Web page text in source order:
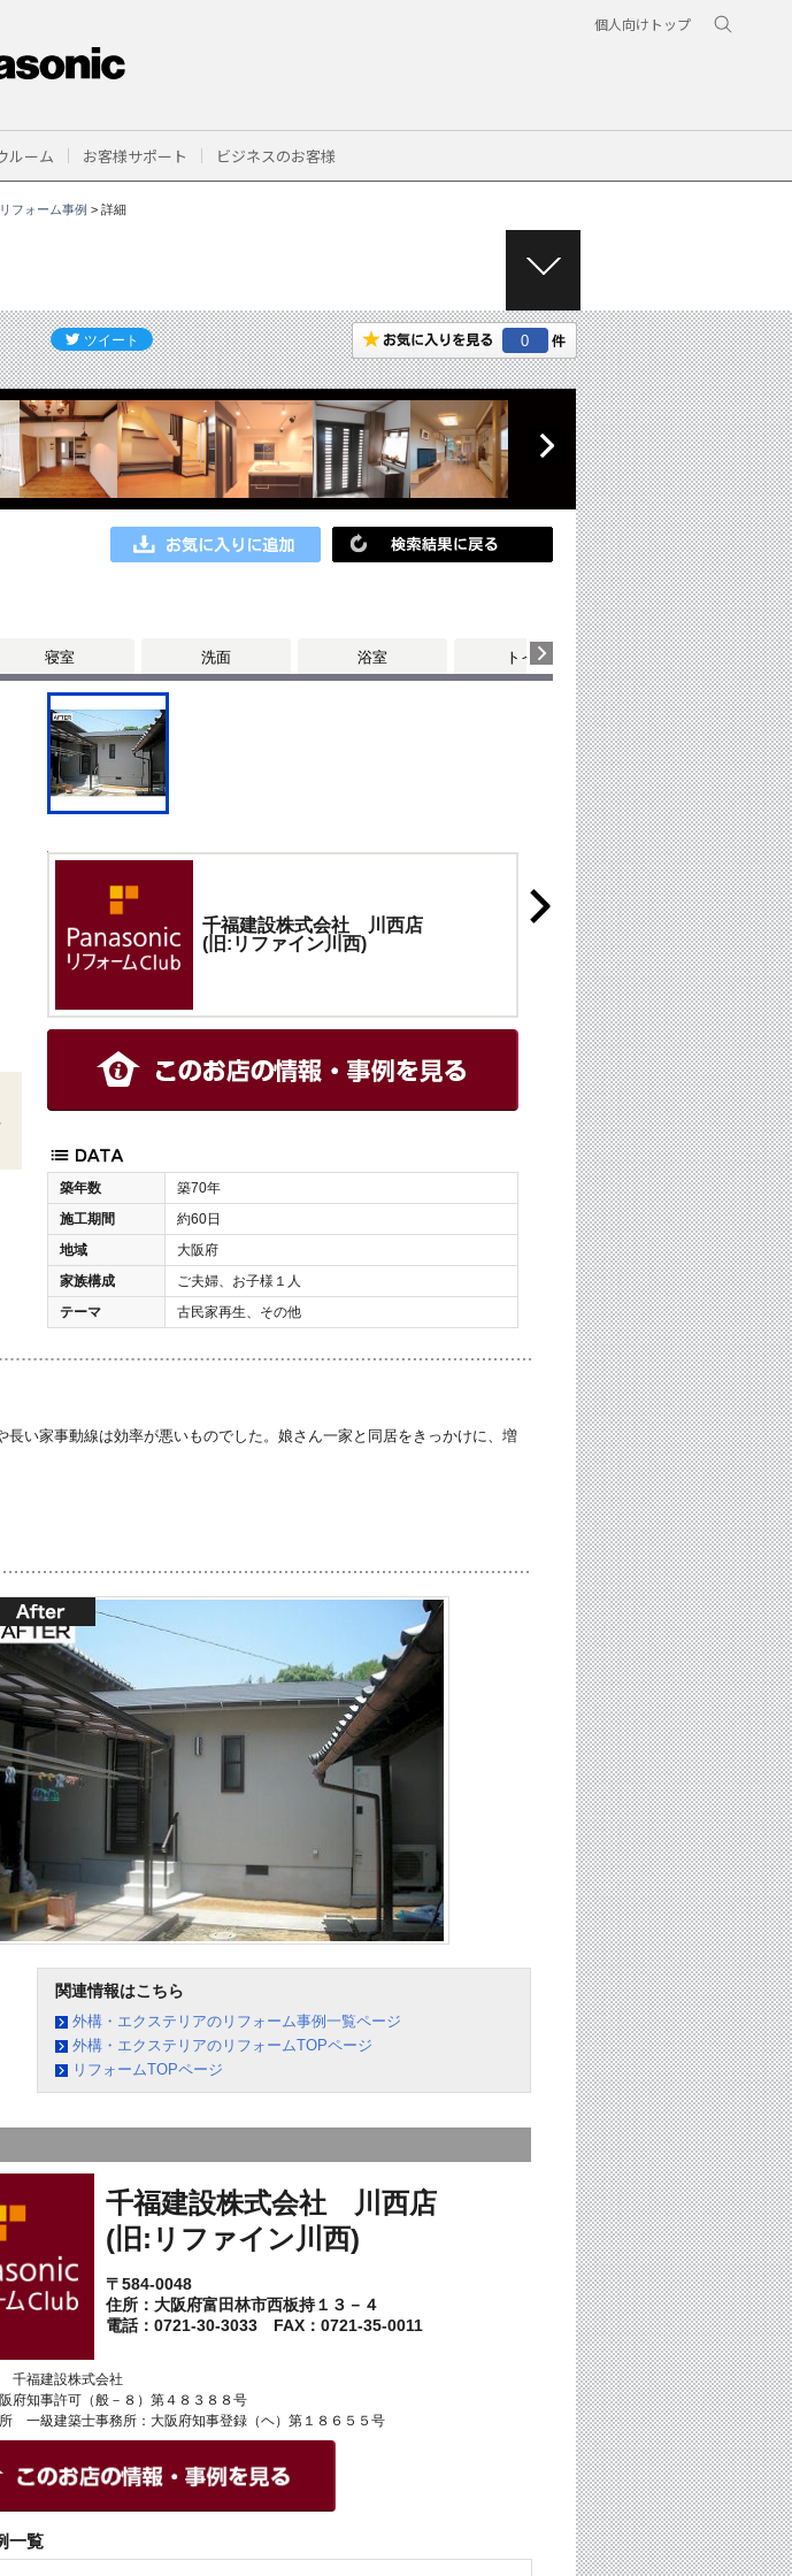
個人向けトップ
ルーム お客様サポート ビジネスのお客様
フォーム事例 > 詳細
E
N 0
寝室 洗面 浴室 トイレ
千福建設株式会社 川西店
(旧:リファイン川西)
築年数
築70年
施工期間
約60日
地域
大阪府
家族構成
ご夫婦、お子様１人
テーマ
古民家再生、その他
い家事動線は効率が悪いものでした。娘さん一家と同居をきっかけに、増
関連情報はこちら
外構・エクステリアのリフォーム事例一覧ページ
外構・エクステリアのリフォームTOPページ
リフォームTOPページ
千福建設株式会社 川西店
(旧:リファイン川西)
〒584-0048
住所：大阪府富田林市西板持１３－４
電話：0721-30-3033 FAX：0721-35-0011
千福建設株式会社
府知事許可（般－８）第４８３８８号
一級建築士事務所：大阪府知事登録（ヘ）第１８６５５号
一覧